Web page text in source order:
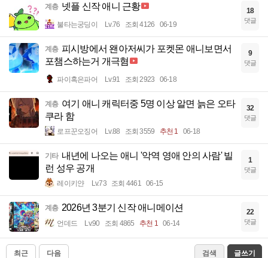
계층 넷플 신작 애니 근황
불타는궁딩이 Lv.76 조회 4126 06-19
18
댓글
계층 피시방에서 왠아저씨가 포켓몬 애니보면서
포챔스하는거 개극혐
파이혹은파어 Lv.91 조회 2923 06-18
9
댓글
계층 여기 애니 캐릭터중 5명 이상 알면 늙은 오타
쿠라 함
로프꾼오징어 Lv.88 조회 3559 추천 1 06-18
32
댓글
기타 내년에 나오는 애니 '악역 영애 안의 사람' 빌
런 성우 공개
레이키얀 Lv.73 조회 4461 06-15
1
댓글
계층 2026년 3분기 신작 애니메이션
언데드 Lv.90 조회 4865 추천 1 06-14
22
댓글
최근 다음 검색 글쓰기